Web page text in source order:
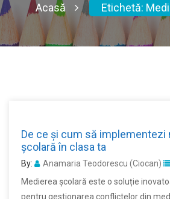
Acasă Etichetă:
De ce și cum să implementezi
școlară în clasa ta
By: Anamaria Teodorescu (Ciocan)
Medierea școlară este o soluție
pentru gestionarea conflictelor din